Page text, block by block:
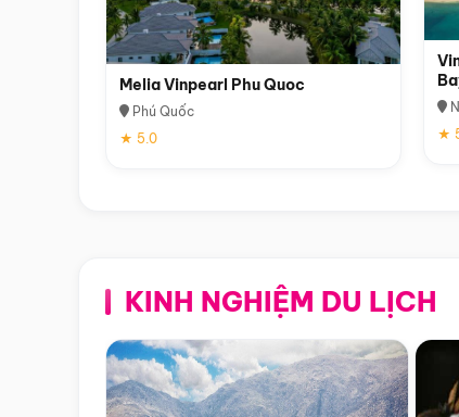
Melia Vinpearl Phu Quoc
Phú Quốc
★ 5.0
★
KINH NGHIỆM DU LỊCH